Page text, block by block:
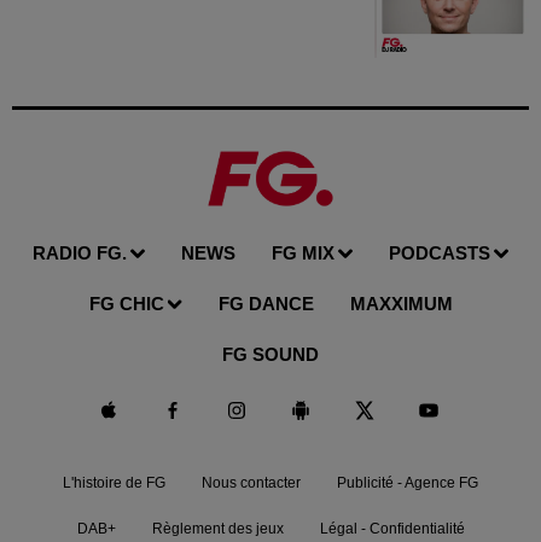
RADIO FG. NEWS FG MIX PODCASTS
FG CHIC FG DANCE MAXXIMUM
FG SOUND
L'histoire de FG Nous contacter Publicité - Agence FG
DAB+ Règlement des jeux Légal - Confidentialité